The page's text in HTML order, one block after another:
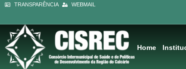
conteúdo
TRANSPARÊNCIA WEBMAIL
Home